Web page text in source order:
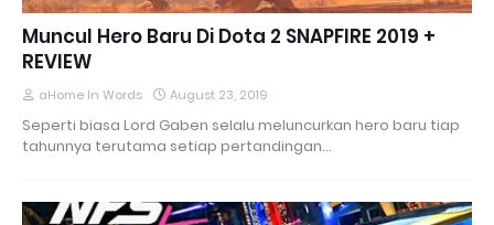
Muncul Hero Baru Di Dota 2 SNAPFIRE 2019 +
REVIEW
aHome In Words August 23, 2019
Seperti biasa Lord Gaben selalu meluncurkan hero baru tiap
tahunnya terutama setiap pertandingan…